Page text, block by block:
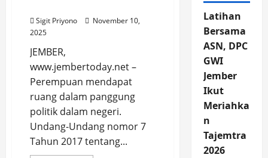
Sigit Priyono
November 10,
2025
JEMBER,
www.jembertoday.net –
Perempuan mendapat
ruang dalam panggung
politik dalam negeri.
Undang-Undang nomor 7
Tahun 2017 tentang...
Latihan
Bersama
ASN, DPC
GWI
Jember
Ikut
Meriahka
n
Tajemtra
2026